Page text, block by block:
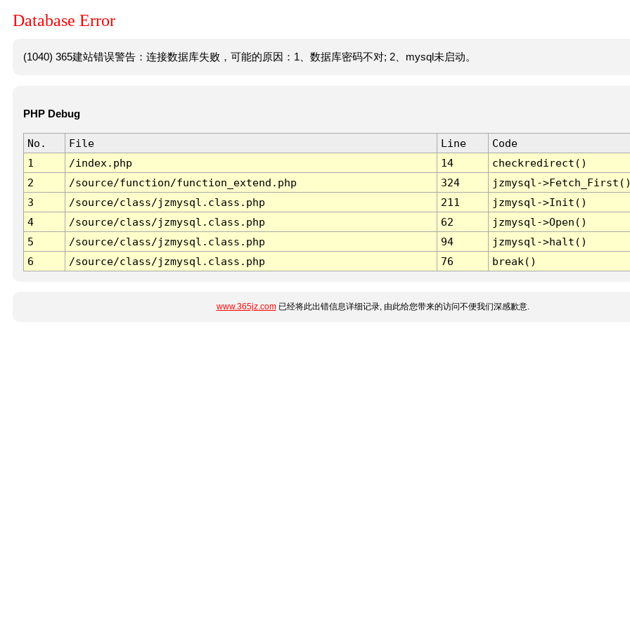
Database Error
(1040) 365建站错误警告：连接数据库失败，可能的原因：1、数据库密码不对; 2、mysql未启动。
PHP Debug
No. File Line
Code
1
/index.php 14
checkredirect()
2
/source/function/function_extend.php 324
jzmysql-
3
/source/class/jzmysql.class.php 211
jzmysql->Init()
4
/source/class/jzmysql.class.php 62
jzmysql->Open()
5
/source/class/jzmysql.class.php 94
jzmysql->halt()
6
/source/class/jzmysql.class.php 76 break()
www.365jz.com已经将此出错信息详细记录, 由此给您带来的访问不便我们深感歉意.